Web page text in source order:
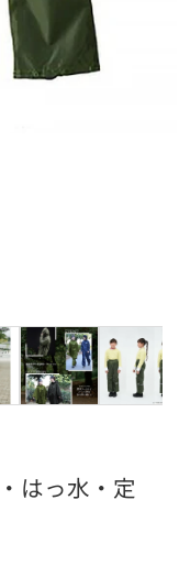
はっ水・定